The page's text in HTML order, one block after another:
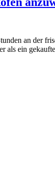
an der
als ein